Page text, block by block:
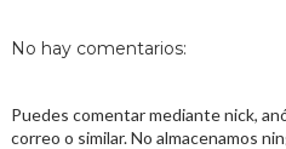
No hay comentarios:
Puedes comentar mediante nick,
correo o similar. No almacenamos